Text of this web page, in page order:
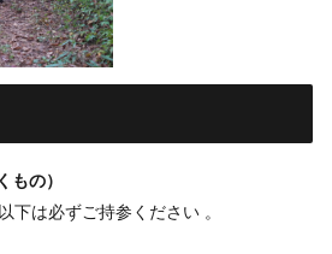
もの）
下は必ずご持参ください 。